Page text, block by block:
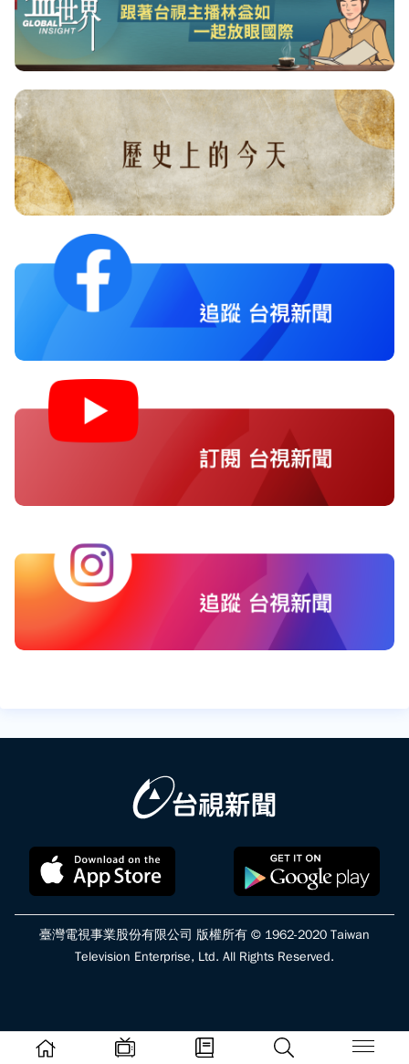
臺灣電視事業股份有限公司 版權所有 © 1962-2020 Taiwan
Television Enterprise, Ltd. All Rights Reserved.